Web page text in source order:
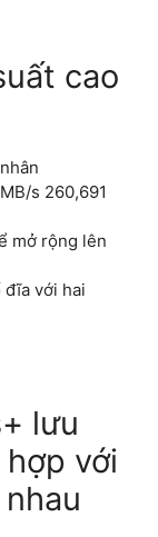
cao
s 260,691
mở rộng lên
đĩa với hai
lưu
với